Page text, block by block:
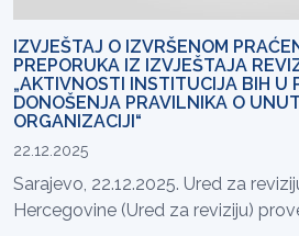
IZVJEŠTAJ O IZVRŠENOM
PREPORUKA IZ IZVJEŠTAJA
„AKTIVNOSTI INSTITUCIJA BIH U
DONOŠENJA PRAVILNIKA O
ORGANIZACIJI“
22.12.2025
Sarajevo, 22.12.2025. Ured za
Hercegovine (Ured za reviziju)